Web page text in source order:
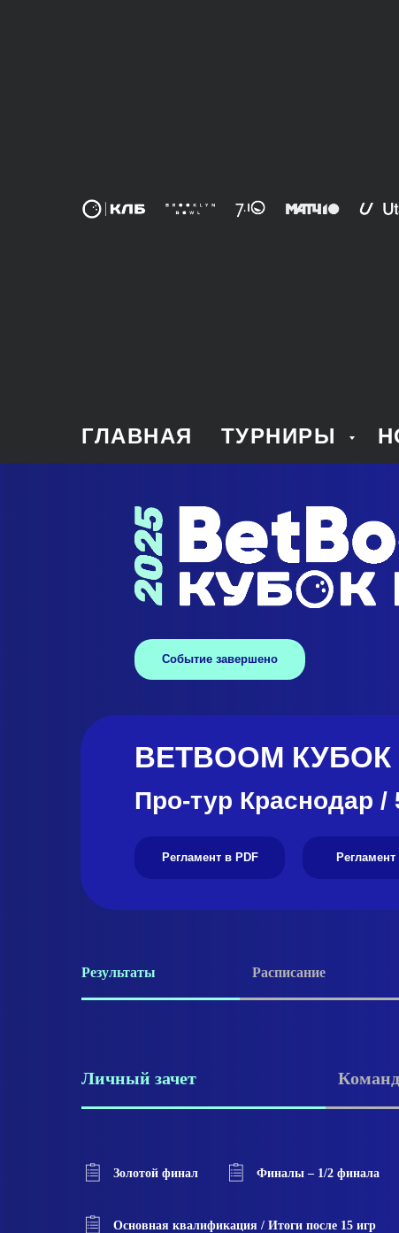
ГЛАВНАЯ ТУРНИРЫ
BETBOOM
Про-тур Краснодар /
Регламент в PDF
Событие завершено
Результаты Расписание
Личный зачет
Золотой финал Финалы – 1/2 финала
Основная квалификация / Итоги после 15 игр